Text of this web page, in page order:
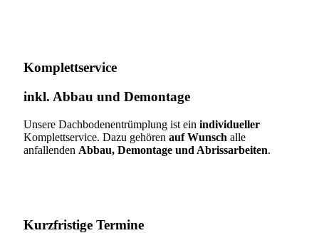
Komplettservice​
inkl. Abbau und Demontage​
Unsere Dachbodenentrümplung ist ein individueller
Komplettservice. Dazu gehören auf Wunsch alle
anfallenden Abbau, Demontage und Abrissarbeiten.
Kurzfristige Termine​